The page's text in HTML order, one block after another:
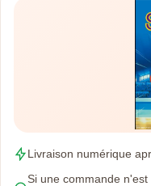
Livraison numérique
Si une commande